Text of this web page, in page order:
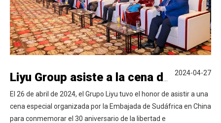
El 26 de abril de 2024, el Grupo Liyu tuvo el honor de asistir a una
cena especial organizada por la Embajada de Sudáfrica en China
para conmemorar el 30 aniversario de la libertad e
2024-04-27